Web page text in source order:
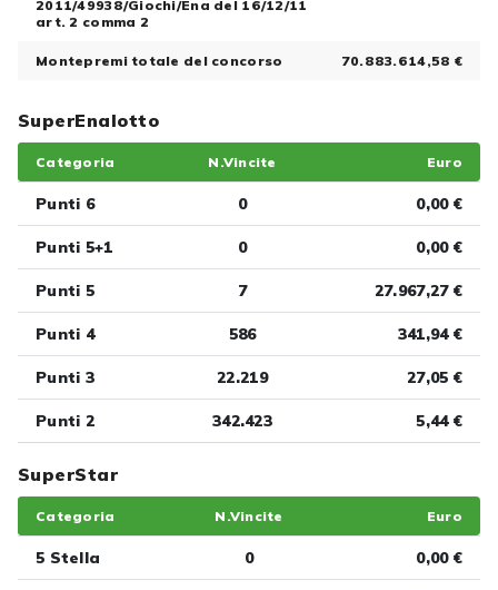
2011/49938/Giochi/Ena del 16/12/11
art. 2 comma 2
Montepremi totale del concorso 70.883.614,58 €
SuperEnalotto
Categoria N.Vincite Euro
Punti 6 0 0,00 €
Punti 5+1 0 0,00 €
Punti 5 7 27.967,27 €
Punti 4 586 341,94 €
Punti 3 22.219 27,05 €
Punti 2 342.423 5,44 €
SuperStar
Categoria N.Vincite Euro
5 Stella 0 0,00 €